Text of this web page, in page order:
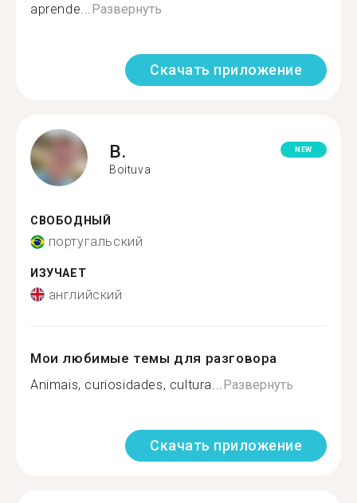
aprende... Развернуть
Скачать приложение
B.
Boituva
NEW
СВОБОДНЫЙ
португальский
ИЗУЧАЕТ
английский
Мои любимые темы для разговора
Animais, curiosidades, cultura... Развернуть
Скачать приложение